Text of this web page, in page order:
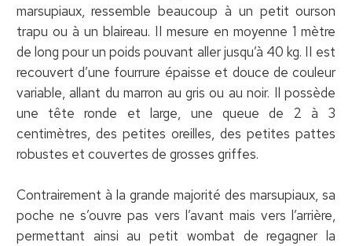
marsupiaux, ressemble beaucoup à un petit ourson
trapu ou à un blaireau. II mesure en moyenne 1 mètre
de long pour un poids pouvant aller jusqu’à 40 kg. II est
recouvert d’une fourrure épaisse et douce de couleur
variable, allant du marron au gris ou au noir. Il possède
une tête ronde et large, une queue de 2 à 3
centimètres, des petites oreilles, des petites pattes
robustes et couvertes de grosses griffes.
Contrairement à la grande majorité des marsupiaux, sa
poche ne s’ouvre pas vers l’avant mais vers l’arrière,
permettant ainsi au petit wombat de regagner la